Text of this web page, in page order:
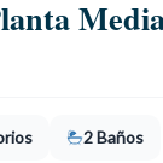
2 Baños